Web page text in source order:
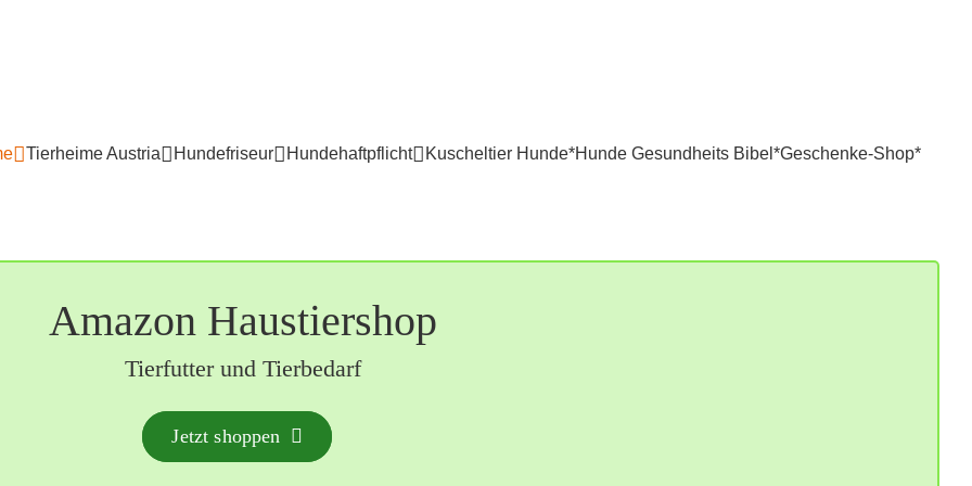
Tierheime Austria Hundefriseur Hundehaftpflicht Kuscheltier Hunde*Hunde Gesundheits Bibel*Geschenke-Shop*
Amazon Haustiershop
Tierfutter und Tierbedarf
Jetzt shoppen